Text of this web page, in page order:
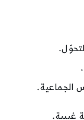
الجماعية.
غيبية.